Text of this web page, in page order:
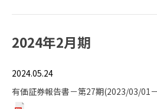
2024年2月期
2024.05.24
有価証券報告書－第27期(2023/03/01